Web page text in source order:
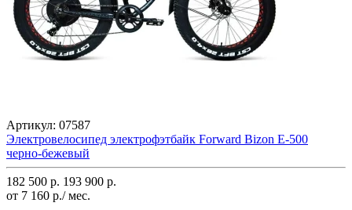
Артикул: 07587
Электровелосипед электрофэтбайк Forward Bizon E-500
черно-бежевый
182 500 р. 193 900 р.
от 7 160 р./ мес.